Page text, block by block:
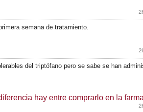
semana de tratamiento.
del triptófano pero se sabe se han
hay entre comprarlo en la